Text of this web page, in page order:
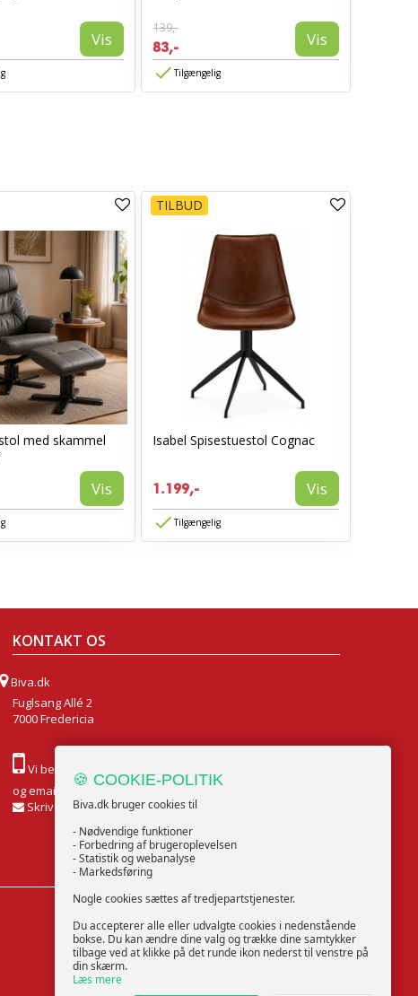
Vis
139,-
83,- Vis
Tilgængelig
med skammel
Vis
TILBUD
Isabel Spisestuestol Cognac
1.199,- Vis
Tilgængelig
KONTAKT OS
Biva.dk
Fuglsang Allé 2
7000 Fredericia
Vi besvare alle henvendelser på chatten alle ugens dage
og email Mandag til Fredag
Skriv til os
FØLG OS
🍪 COOKIE-POLITIK
Biva.dk bruger cookies til
- Nødvendige funktioner
- Forbedring af brugeroplevelsen
- Statistik og webanalyse
- Markedsføring
Nogle cookies sættes af tredjepartstjenester.
Du accepterer alle eller udvalgte cookies i nedenstående
bokse. Du kan ændre dine valg og trække dine samtykker
tilbage ved at klikke på det runde ikon nederst til venstre på
din skærm.
Læs mere